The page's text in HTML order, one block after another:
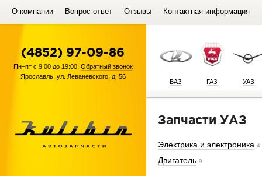
О компании Вопрос-ответ Отзывы Контактная информация
ВАЗ ГАЗ УАЗ
Запчасти УАЗ
Электрика и электроника 4
Двигатель 9
(4852) 97-09-86
Пн–пт с 9:00 до 19:00. Обратный звонок
Ярославль ул. Леваневского, д. 56